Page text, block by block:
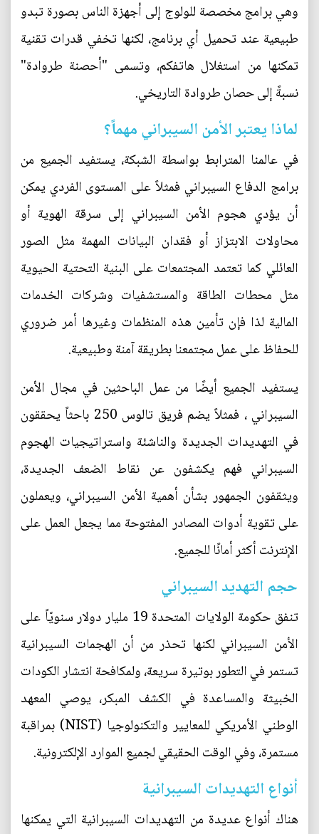
وهي برامج مخصصة للولوج إلى أجهزة الناس بصورة تبدو
طبيعية عند تحميل أي برنامج، لكنها تخفي قدرات تقنية
تمكنها من استغلال هاتفكم، وتسمى "أحصنة طروادة"
نسبةً إلى حصان طروادة التاريخي.
لماذا يعتبر الأمن السيبراني مهماً؟
في عالمنا المترابط بواسطة الشبكة، يستفيد الجميع من
برامج الدفاع السيبراني فمثلاً على المستوى الفردي يمكن
أن يؤدي هجوم الأمن السيبراني إلى سرقة الهوية أو
محاولات الابتزاز أو فقدان البيانات المهمة مثل الصور
العائلي كما تعتمد المجتمعات على البنية التحتية الحيوية
مثل محطات الطاقة والمستشفيات وشركات الخدمات
المالية لذا فإن تأمين هذه المنظمات وغيرها أمر ضروري
للحفاظ على عمل مجتمعنا بطريقة آمنة وطبيعية.
يستفيد الجميع أيضًا من عمل الباحثين في مجال الأمن
السيبراني ، فمثلاً يضم فريق تالوس 250 باحثاً يحققون
في التهديدات الجديدة والناشئة واستراتيجيات الهجوم
السيبراني فهم يكشفون عن نقاط الضعف الجديدة،
ويثقفون الجمهور بشأن أهمية الأمن السيبراني، ويعملون
على تقوية أدوات المصادر المفتوحة مما يجعل العمل على
الإنترنت أكثر أمانًا للجميع.
حجم التهديد السيبراني
تنفق حكومة الولايات المتحدة 19 مليار دولار سنويّاً على
الأمن السيبراني لكنها تحذر من أن الهجمات السيبرانية
تستمر في التطور بوتيرة سريعة، ولمكافحة انتشار الكودات
الخبيثة والمساعدة في الكشف المبكر، يوصي المعهد
الوطني الأمريكي للمعايير والتكنولوجيا (NIST) بمراقبة
مستمرة، وفي الوقت الحقيقي لجميع الموارد الإلكترونية.
أنواع التهديدات السيبرانية
هناك أنواع عديدة من التهديدات السيبرانية التي يمكنها